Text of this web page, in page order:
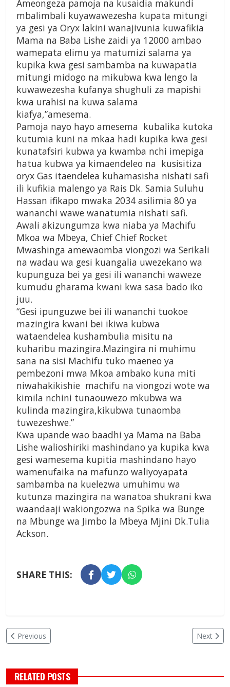
Ameongeza pamoja na kusaidia makundi
mbalimbali kuyawawezesha kupata mitungi
ya gesi ya Oryx lakini wanajivunia kuwafikia
Mama na Baba Lishe zaidi ya 12000 ambao
wamepata elimu ya matumizi salama ya
kupika kwa gesi sambamba na kuwapatia
mitungi midogo na mikubwa kwa lengo la
kuwawezesha kufanya shughuli za mapishi
kwa urahisi na kuwa salama
kiafya,”amesema.
Pamoja nayo hayo amesema kubalika kutoka
kutumia kuni na mkaa hadi kupika kwa gesi
kunatafsiri kubwa ya kwamba nchi imepiga
hatua kubwa ya kimaendeleo na kusisitiza
oryx Gas itaendelea kuhamasisha nishati safi
ili kufikia malengo ya Rais Dk. Samia Suluhu
Hassan ifikapo mwaka 2034 asilimia 80 ya
wananchi wawe wanatumia nishati safi.
Awali akizungumza kwa niaba ya Machifu
Mkoa wa Mbeya, Chief Chief Rocket
Mwashinga amewaomba viongozi wa Serikali
na wadau wa gesi kuangalia uwezekano wa
kupunguza bei ya gesi ili wananchi waweze
kumudu gharama kwani kwa sasa bado iko
juu.
“Gesi ipunguzwe bei ili wananchi tuokoe
mazingira kwani bei ikiwa kubwa
wataendelea kushambulia misitu na
kuharibu mazingira.Mazingira ni muhimu
sana na sisi Machifu tuko maeneo ya
pembezoni mwa Mkoa ambako kuna miti
niwahakikishie machifu na viongozi wote wa
kimila nchini tunaouwezo mkubwa wa
kulinda mazingira,kikubwa tunaomba
tuwezeshwe.”
Kwa upande wao baadhi ya Mama na Baba
Lishe walioshiriki mashindano ya kupika kwa
gesi wamesema kupitia mashindano hayo
wamenufaika na mafunzo waliyoyapata
sambamba na kuelezwa umuhimu wa
kutunza mazingira na wanatoa shukrani kwa
waandaaji wakiongozwa na Spika wa Bunge
na Mbunge wa Jimbo la Mbeya Mjini Dk.Tulia
Ackson.
SHARE THIS:
Previous Next
RELATED POSTS